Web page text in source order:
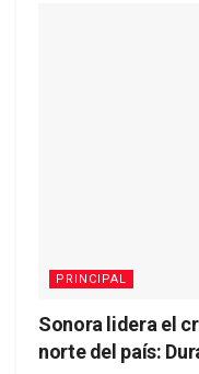
PRINCIPAL
Sonora lidera el
norte del país: